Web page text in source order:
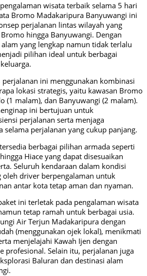
wisata terbaik selama 5 hari
Bromo Madakaripura Banyuwangi ini
perjalanan lintas wilayah yang
hingga Banyuwangi. Dengan
yang lengkap namun tidak terlalu
pilihan ideal untuk berbagai
ini menggunakan kombinasi
lokasi strategis, yaitu kawasan Bromo
(1 malam), dan Banyuwangi (2 malam).
ini bertujuan untuk
perjalanan serta menjaga
selama perjalanan yang cukup panjang.
berbagai pilihan armada seperti
Hiace yang dapat disesuaikan
Seluruh kendaraan dalam kondisi
driver berpengalaman untuk
antar kota tetap aman dan nyaman.
ini terletak pada pengalaman wisata
tetap ramah untuk berbagai usia.
Air Terjun Madakaripura dengan
(menggunakan ojek lokal), menikmati
menjelajahi Kawah Ijen dengan
profesional. Selain itu, perjalanan juga
Baluran dan destinasi alam